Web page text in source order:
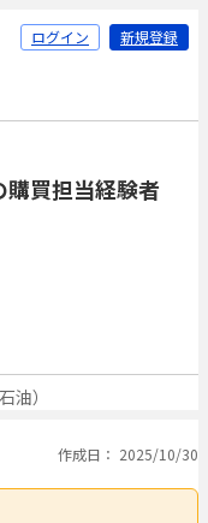
ログイン 新規登録
買担当経験者
油）
作成日： 2025/10/30